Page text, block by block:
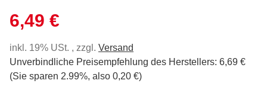
6,49 €
inkl. 19% USt. , zzgl. Versand
Unverbindliche Preisempfehlung des Herstellers: 6,69 €
(Sie sparen 2.99%, also 0,20 €)